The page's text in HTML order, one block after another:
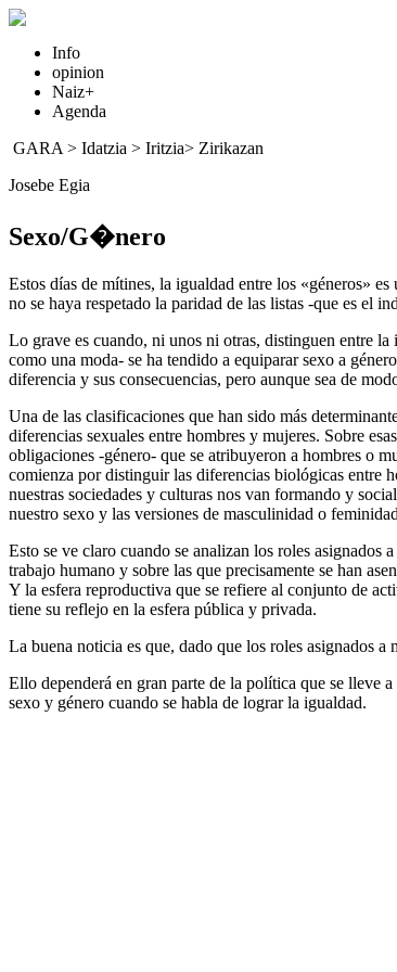
Info
opinion
Naiz+
Agenda
GARA > Idatzia > Iritzia> Zirikazan
Josebe Egia
Sexo/G�nero
Estos días de mítines, la igualdad entre los «géneros»
no se haya respetado la paridad de las listas -que es el
Lo grave es cuando, ni unos ni otras, distinguen entre
como una moda- se ha tendido a equiparar sexo a
diferencia y sus consecuencias, pero aunque sea de
Una de las clasificaciones que han sido más
diferencias sexuales entre hombres y mujeres. Sobre
obligaciones -género- que se atribuyeron a hombres o
comienza por distinguir las diferencias biológicas entre
nuestras sociedades y culturas nos van formando y
nuestro sexo y las versiones de masculinidad o
Esto se ve claro cuando se analizan los roles asignados
trabajo humano y sobre las que precisamente se han
Y la esfera reproductiva que se refiere al conjunto de
tiene su reflejo en la esfera pública y privada.
La buena noticia es que, dado que los roles asignados a
Ello dependerá en gran parte de la política que se lleve
sexo y género cuando se habla de lograr la igualdad.